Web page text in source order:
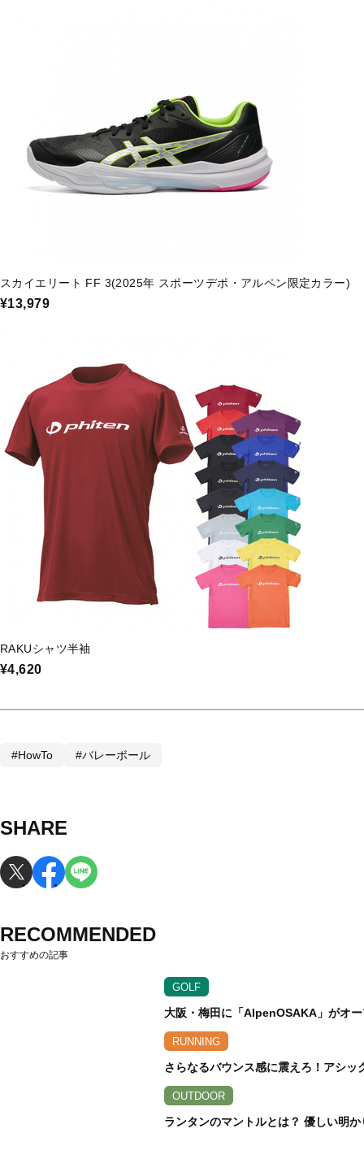
スカイエリート FF 3(2025年 スポーツデポ・アルペン限定カラー)
¥13,979
RAKUシャツ半袖
¥4,620
#HowTo #バレーボール
SHARE
RECOMMENDED
おすすめの記事
GOLF
大阪・梅田に「AlpenOSAKA」がオ
RUNNING
さらなるバウンス感に震えろ！アシ
OUTDOOR
ランタンのマントルとは？ 優しい明